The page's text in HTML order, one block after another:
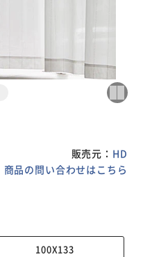
販売元： HD
商品の問い合わせはこちら
100X133